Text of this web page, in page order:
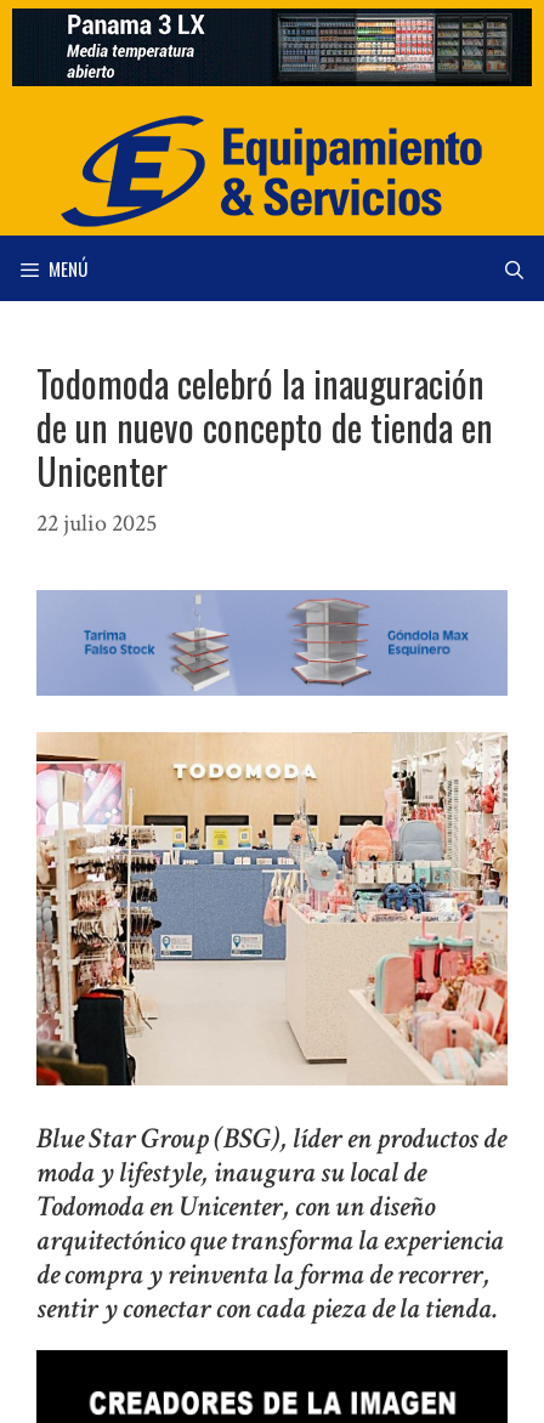
Saltar
contenido
MENÚ
Todomoda celebró la inauguración
de un nuevo concepto de tienda en
Unicenter
22 julio 2025
Blue Star Group (BSG), líder en productos de
moda y lifestyle, inaugura su local de
Todomoda en Unicenter, con un diseño
arquitectónico que transforma la experiencia
de compra y reinventa la forma de recorrer,
sentir y conectar con cada pieza de la tienda.